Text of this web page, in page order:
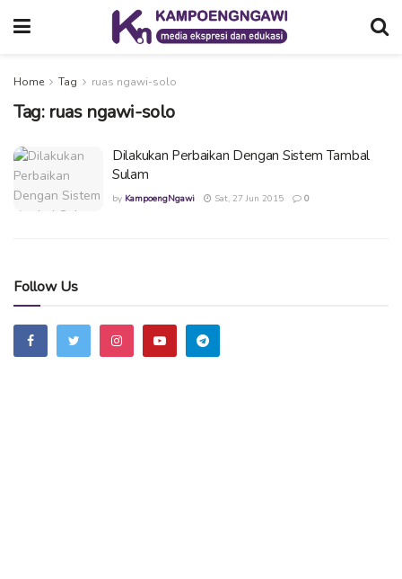
Home Tag ruas ngawi-solo
Tag: ruas ngawi-solo
Dilakukan Perbaikan Dengan Sistem Tambal
Sulam
by KampoengNgawi Sat, 27 Jun 2015 0
Follow Us